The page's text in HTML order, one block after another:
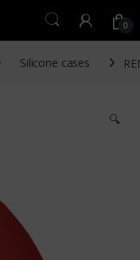
0
Silicone cases
🔍